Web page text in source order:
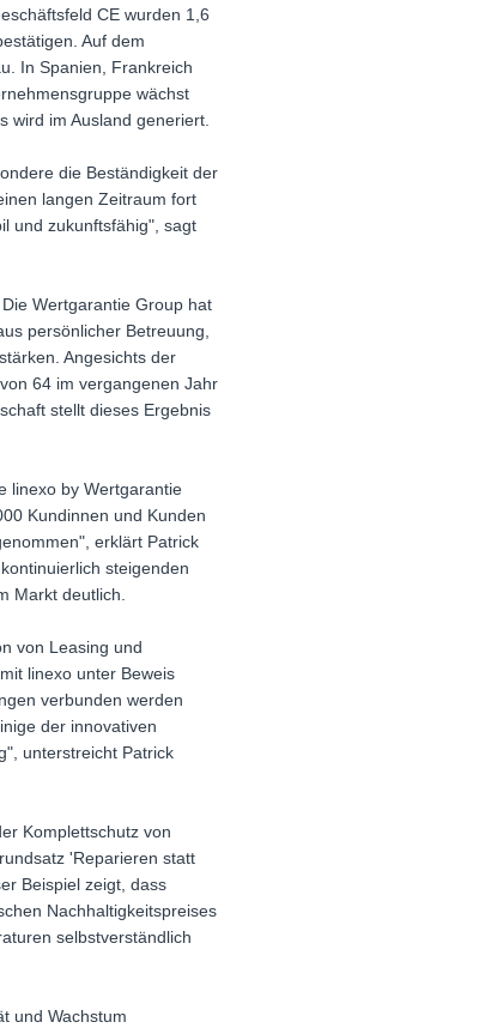
CE wurden 1,6
Auf dem
In Spanien, Frankreich
wächst
wird im Ausland generiert.
die Beständigkeit der
langen Zeitraum fort
und zukunftsfähig", sagt
Wertgarantie Group hat
persönlicher Betreuung,
Angesichts der
64 im vergangenen Jahr
stellt dieses Ergebnis
linexo by Wertgarantie
Kundinnen und Kunden
erklärt Patrick
steigenden
Markt deutlich.
von Leasing und
linexo unter Beweis
verbunden werden
der innovativen
unterstreicht Patrick
Komplettschutz von
'Reparieren statt
Beispiel zeigt, dass
Nachhaltigkeitspreises
selbstverständlich
und Wachstum